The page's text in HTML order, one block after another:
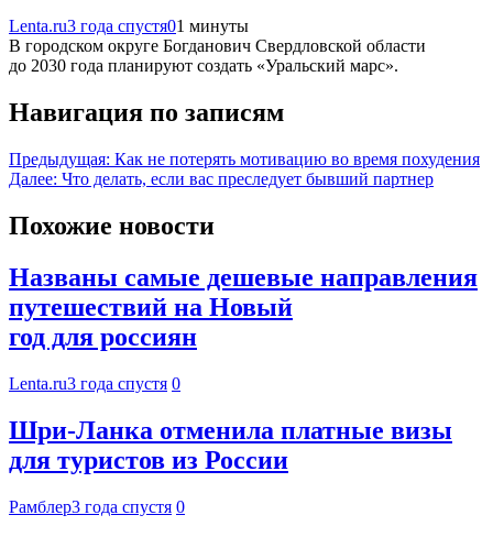
Lenta.ru3 года спустя01 минуты
В городском округе Богданович Свердловской области
до 2030 года планируют создать «Уральский марс».
Навигация по записям
Предыдущая: Как не потерять мотивацию во время похудения
Далее: Что делать, если вас преследует бывший партнер
Похожие новости
Названы самые дешевые направления
путешествий на Новый
год для россиян
Lenta.ru3 года спустя 0
Шри-Ланка отменила платные визы
для туристов из России
Рамблер3 года спустя 0